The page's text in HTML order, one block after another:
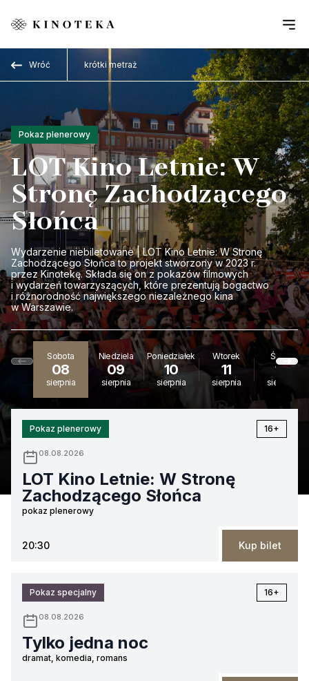
Wróć krótki metraż
Pokaz plenerowy
LOT Kino Letnie: W
Stronę Zachodzącego
Słońca
Wydarzenie niebiletowane | LOT Kino Letnie: W Stronę
Zachodzącego Słońca to projekt stworzony w 2023 r.
przez Kinotekę. Składa się on z pokazów filmowych
i wydarzeń towarzyszących, które prezentują bogactwo
i różnorodność największego niezależnego kina
w Warszawie.
Sobota
08
sierpnia
Niedziela
09
sierpnia
Poniedziałek
10
sierpnia
Wtorek
11
sierpnia
Środa
12
sierpnia
Pokaz plenerowy 16+
08.08.2026
LOT Kino Letnie: W Stronę
Zachodzącego Słońca
pokaz plenerowy
20:30 Kup bilet
Pokaz specjalny 16+
08.08.2026
Tylko jedna noc
dramat, komedia, romans